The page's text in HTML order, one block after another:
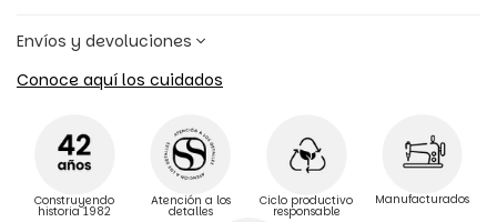
Envíos y devoluciones
Conoce aquí los cuidados
Construyendo
historia 1982
Atención a los
detalles
Ciclo productivo
responsable
Manufacturados